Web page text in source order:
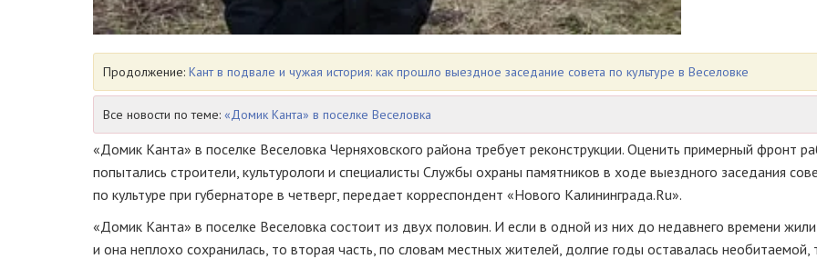
Продолжение: Кант в подвале и чужая история: как прошло выездное заседание совета по культуре в Веселовке
Все новости по теме: «Домик Канта» в поселке Веселовка
«Домик Канта» в поселке Веселовка Черняховского района требует реконструкции. Оценить примерный фронт
попытались строители, культурологи и специалисты Службы охраны памятников в ходе выездного заседания
по культуре при губернаторе в четверг, передает корреспондент «Нового Калининграда.Ru».
«Домик Канта» в поселке Веселовка состоит из двух половин. И если в одной из них до недавнего времени
и она неплохо сохранилась, то вторая часть, по словам местных жителей, долгие годы оставалась необитаемой,